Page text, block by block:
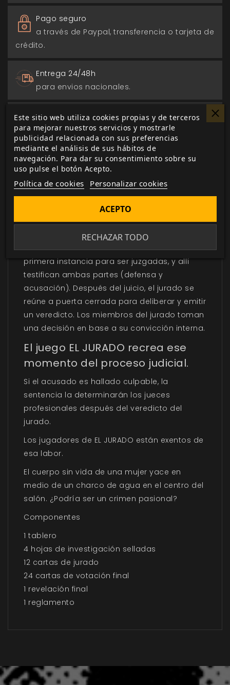
Pago seguro
a través de Paypal, transferencia o tarjeta de
crédito.
Entrega 24/48h
para envios nacionales.
Biblioteca digital
actualizada con todos los juego canjeados
o comprados.
DESCRIPCIÓN ▼
Tras una investigación judicial, las causas
penales se devuelven a un tribunal de
primera instancia para ser juzgadas, y allí
testifican ambas partes (defensa y
acusación). Después del juicio, el jurado se
reúne a puerta cerrada para deliberar y emitir
un veredicto. Los miembros del jurado toman
una decisión en base a su convicción interna.
El juego EL JURADO recrea ese
momento del proceso judicial.
Si el acusado es hallado culpable, la
sentencia la determinarán los jueces
profesionales después del veredicto del
jurado.
Los jugadores de EL JURADO están exentos de
esa labor.
El cuerpo sin vida de una mujer yace en
medio de un charco de agua en el centro del
salón. ¿Podría ser un crimen pasional?
Componentes
1 tablero
4 hojas de investigación selladas
12 cartas de jurado
24 cartas de votación final
1 revelación final
1 reglamento
Este sitio web utiliza cookies propias y de terceros
para mejorar nuestros servicios y mostrarle
publicidad relacionada con sus preferencias
mediante el análisis de sus hábitos de
navegación. Para dar su consentimiento sobre su
uso pulse el botón Acepto.
Política de cookies Personalizar cookies
RECHAZAR TODO
ACEPTO